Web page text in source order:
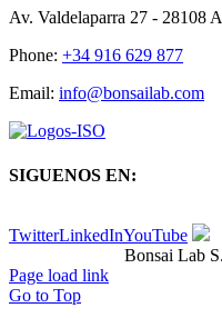
Av. Valdelaparra 27 - 28108
Phone: +34 916 629 877
Email: info@bonsailab.com
SIGUENOS EN:
TwitterLinkedInYouTube
Bonsai Lab
Page load link
Go to Top